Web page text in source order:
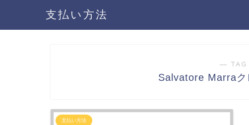
支払い方法
―
Salvatore Marraク
支払い方法